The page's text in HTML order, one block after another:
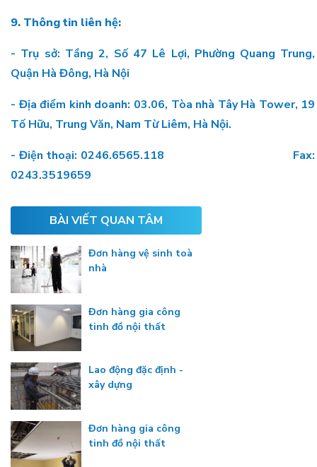
9. Thông tin liên hệ:
- Trụ sở: Tầng 2, Số 47 Lê Lợi, Phường Quang Trung,
Quận Hà Đông, Hà Nội
- Địa điểm kinh doanh: 03.06, Tòa nhà Tây Hà Tower, 19
Tố Hữu, Trung Văn, Nam Từ Liêm, Hà Nội.
- Điện thoại: 0246.6565.118 Fax:
0243.3519659
BÀI VIẾT QUAN TÂM
Đơn hàng vệ sinh toà
nhà
Đơn hàng gia công
tinh đồ nội thất
Lao động đặc định -
xây dựng
Đơn hàng gia công
tinh đồ nội thất